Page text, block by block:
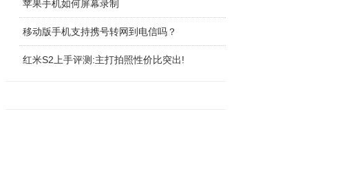
苹果手机如何屏幕录制
移动版手机支持携号转网到电信吗？
红米S2上手评测:主打拍照性价比突出!